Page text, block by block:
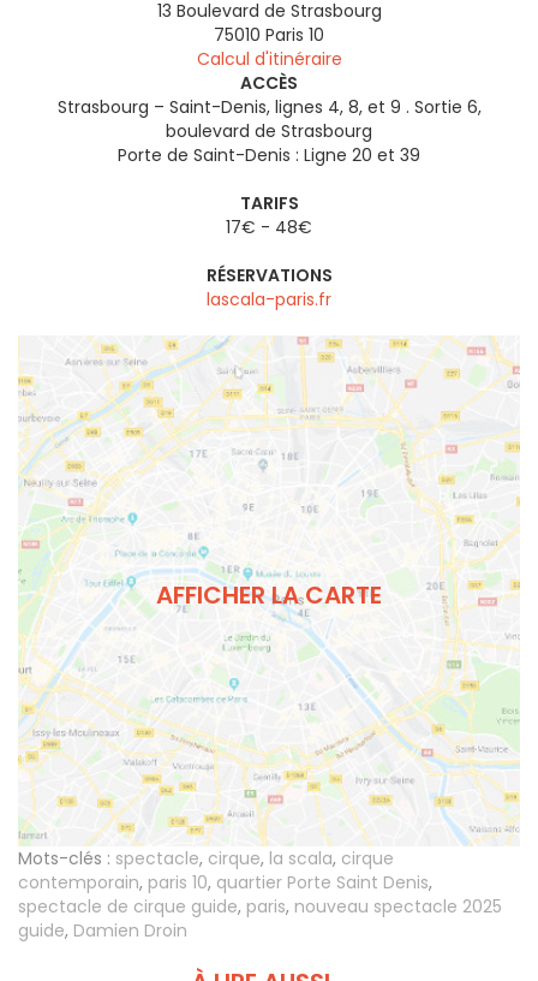
13 Boulevard de Strasbourg
75010 Paris 10
Calcul d'itinéraire
ACCÈS
Strasbourg – Saint-Denis, lignes 4, 8, et 9 . Sortie 6,
boulevard de Strasbourg
Porte de Saint-Denis : Ligne 20 et 39
TARIFS
17€ - 48€
RÉSERVATIONS
lascala-paris.fr
AFFICHER LA CARTE
Mots-clés : spectacle, cirque, la scala, cirque
contemporain, paris 10, quartier Porte Saint Denis,
spectacle de cirque guide, paris, nouveau spectacle 2025
guide, Damien Droin